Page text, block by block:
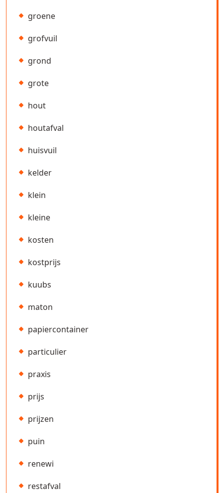
groene
grofvuil
grond
grote
hout
houtafval
huisvuil
kelder
klein
kleine
kosten
kostprijs
kuubs
maton
papiercontainer
particulier
praxis
prijs
prijzen
puin
renewi
restafval